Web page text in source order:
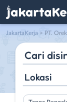
JakartaKerja > PT.
Lokasi